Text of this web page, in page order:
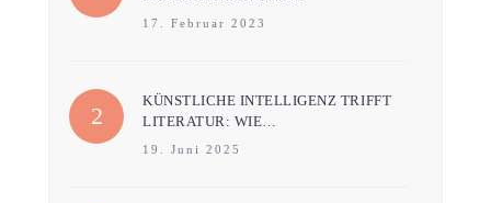
17. Februar 2023
KÜNSTLICHE INTELLIGENZ TRIFFT
LITERATUR: WIE…
19. Juni 2025